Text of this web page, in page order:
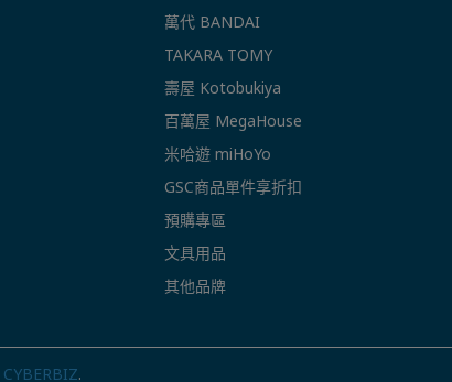
萬代 BANDAI
TAKARA TOMY
壽屋 Kotobukiya
百萬屋 MegaHouse
米哈遊 miHoYo
GSC商品單件享折扣
預購專區
文具用品
其他品牌
CYBERBIZ.